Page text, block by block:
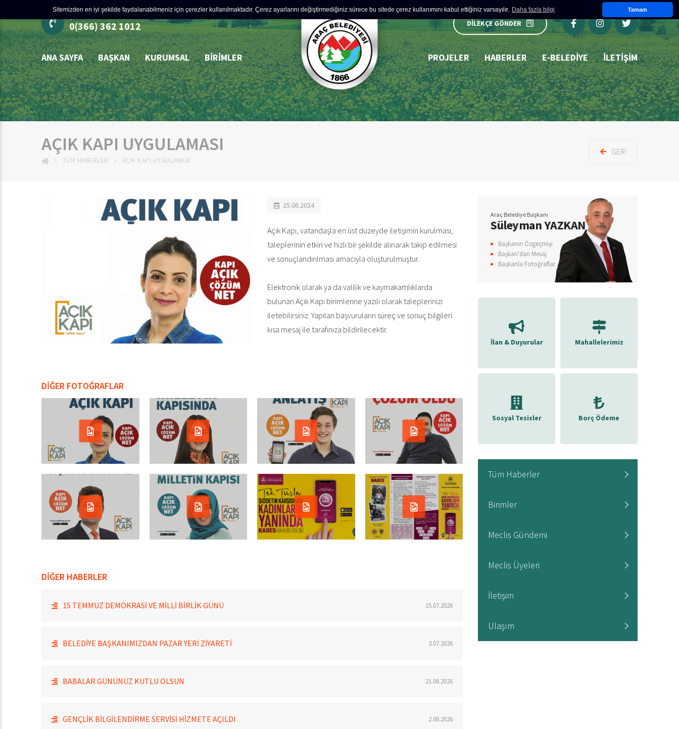
Sitemizden en iyi şekilde faydalanabilmeniz için çerezler kullanılmaktadır. Çerez ayarlarını değiştirmediğiniz sürece bu sitede çerez kullanımını kabul ettiğiniz varsayılır. Daha fazla bilgi Tamam
0(366) 362 1012 DİLEKÇE GÖNDER
ANA SAYFA BAŞKAN KURUMSAL BIRIMLER PROJELER HABERLER E-BELEDIYE İLETİŞİM
AÇIK KAPI UYGULAMASI
TÜM HABERLER AÇIK KAPI UYGULAMASI
GERI
25.06.2024
Açık Kapı, vatandaşla en üst düzeyde iletişimin kurulması,
taleplerinin etkin ve hızlı bir şekilde alınarak takip edilmesi
ve sonuçlandırılması amacıyla oluşturulmuştur.
Elektronik olarak ya da valilik ve kaymakamlıklarda
bulunan Açık Kapı birimlerine yazılı olarak taleplerinizi
iletebilirsiniz. Yapılan başvuruların süreç ve sonuç bilgileri
kısa mesaj ile tarafınıza bildirilecektir.
DİĞER FOTOĞRAFLAR
DİĞER HABERLER
15 TEMMUZ DEMOKRASİ VE MİLLİ BİRLİK GÜNÜ 15.07.2026
BELEDİYE BAŞKANIMIZDAN PAZAR YERİ ZİYARETİ 3.07.2026
BABALAR GÜNÜNÜZ KUTLU OLSUN 21.06.2026
GENÇLİK BİLGİLENDİRME SERVİSİ HİZMETE AÇILDI 2.06.2026
Araç Belediye Başkanı
Süleyman YAZKAN
Başkanın Özgeçmişi
Başkan'dan Mesaj
Başkanla Fotoğraflar
İlan & Duyurular Mahallelerimiz
Sosyal Tesisler Borç Ödeme
Tüm Haberler
Birimler
Meclis Gündemi
Meclis Üyeleri
İletişim
Ulaşım